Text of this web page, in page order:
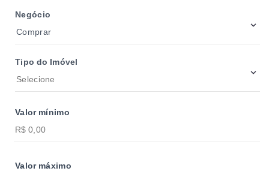
Negócio
Comprar
Tipo do Imóvel
Selecione
Valor mínimo
Valor máximo